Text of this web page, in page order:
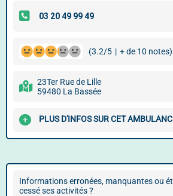
(3.2/5 | + de 10 notes)
23Ter Rue de Lille
59480 La Bassée
PLUS D'INFOS SUR CET
Informations erronées, manquantes ou
cessé ses activités ?